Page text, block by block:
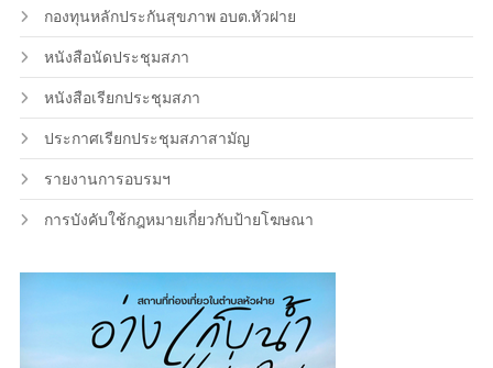
กองทุนหลักประกันสุขภาพ อบต.หัวฝาย
หนังสือนัดประชุมสภา
หนังสือเรียกประชุมสภา
ประกาศเรียกประชุมสภาสามัญ
รายงานการอบรมฯ
การบังคับใช้กฎหมายเกี่ยวกับป้ายโฆษณา